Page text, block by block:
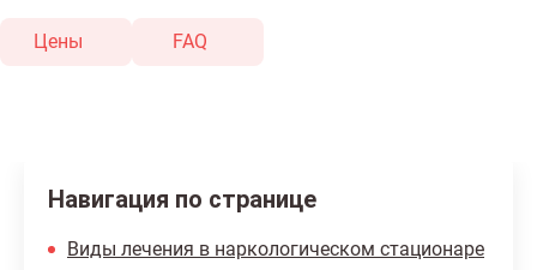
Цены FAQ
Навигация по странице
Виды лечения в наркологическом стационаре